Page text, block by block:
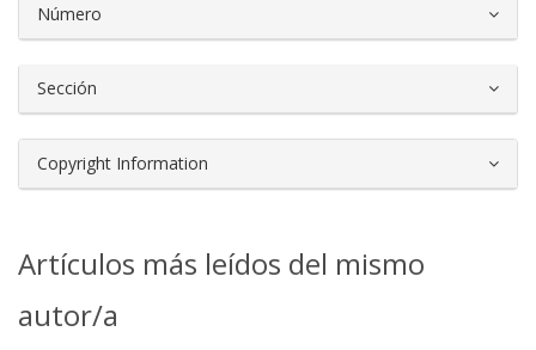
Número
Sección
Copyright Information
Artículos más leídos del mismo
autor/a